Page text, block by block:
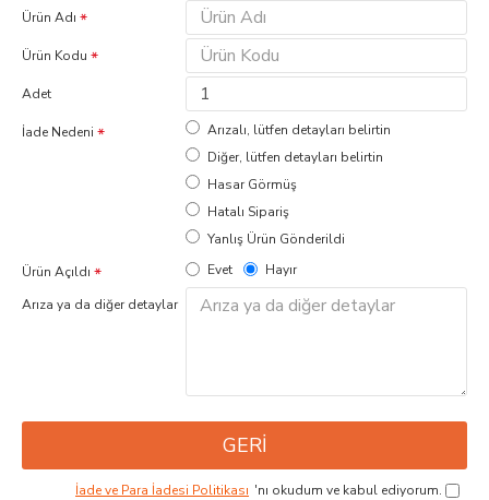
Ürün Adı
Ürün Kodu
Adet
İade Nedeni
Arızalı, lütfen detayları belirtin
Diğer, lütfen detayları belirtin
Hasar Görmüş
Hatalı Sipariş
Yanlış Ürün Gönderildi
Ürün Açıldı
Evet Hayır
Arıza ya da diğer detaylar
GERI
İade ve Para İadesi Politikası 'nı okudum ve kabul ediyorum.